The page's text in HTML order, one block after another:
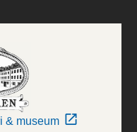
& museum